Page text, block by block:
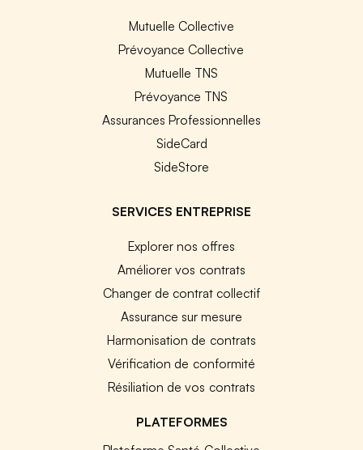
Mutuelle Collective
Prévoyance Collective
Mutuelle TNS
Prévoyance TNS
Assurances Professionnelles
SideCard
SideStore
SERVICES ENTREPRISE
Explorer nos offres
Améliorer vos contrats
Changer de contrat collectif
Assurance sur mesure
Harmonisation de contrats
Vérification de conformité
Résiliation de vos contrats
PLATEFORMES